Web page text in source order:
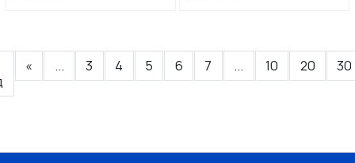
анхан шатны үзлэг
оношилгоонд 2026 оны 5
дугаар сарын 30-ны өдөр үнэ
"Эерэгээр стрессээ
тайлцгаая" сэдвийн хүрээнд
2026 оны 05 дугааөр сарын 10-
« ... 3 4 5 6 7 ... 10 20 30